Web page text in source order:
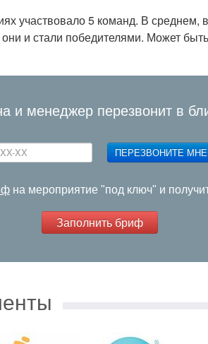
участвовало 5 команд. В среднем,
и стали победителями. Может
и менеджер перезвонит в
ПЕРЕЗВОНИТЕ МНЕ
на мероприятие "под ключ" и
Заполнить бриф